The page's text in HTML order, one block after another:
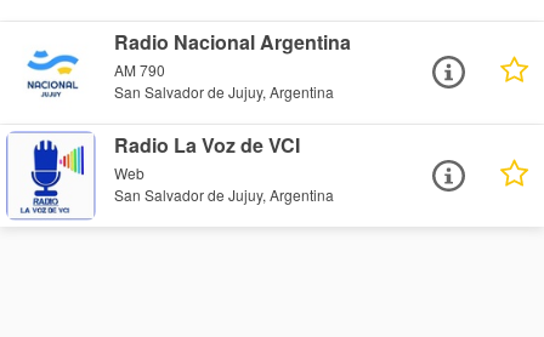
Radio Nacional Argentina
AM 790
San Salvador de Jujuy, Argentina
Radio La Voz de VCI
Web
San Salvador de Jujuy, Argentina